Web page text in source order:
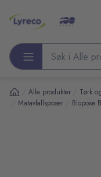
Søk etter
Alle produkter Tørk
Matavfallsposer Biopose